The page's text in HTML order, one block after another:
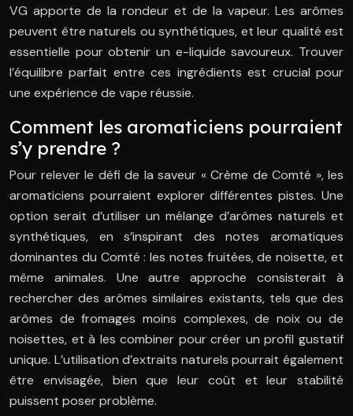
VG apporte de la rondeur et de la vapeur. Les arômes
peuvent être naturels ou synthétiques, et leur qualité est
essentielle pour obtenir un e-liquide savoureux. Trouver
l’équilibre parfait entre ces ingrédients est crucial pour
une expérience de vape réussie.
Comment les aromaticiens pourraient
s’y prendre ?
Pour relever le défi de la saveur « Crème de Comté », les
aromaticiens pourraient explorer différentes pistes. Une
option serait d’utiliser un mélange d’arômes naturels et
synthétiques, en s’inspirant des notes aromatiques
dominantes du Comté : les notes fruitées, de noisette, et
même animales. Une autre approche consisterait à
rechercher des arômes similaires existants, tels que des
arômes de fromages moins complexes, de noix ou de
noisettes, et à les combiner pour créer un profil gustatif
unique. L’utilisation d’extraits naturels pourrait également
être envisagée, bien que leur coût et leur stabilité
puissent poser problème.